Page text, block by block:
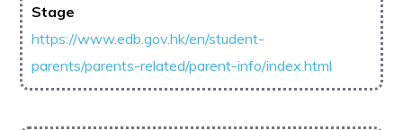
Stage
https://www.edb.gov.hk/en/student-
parents/parents-related/parent-info/index.html